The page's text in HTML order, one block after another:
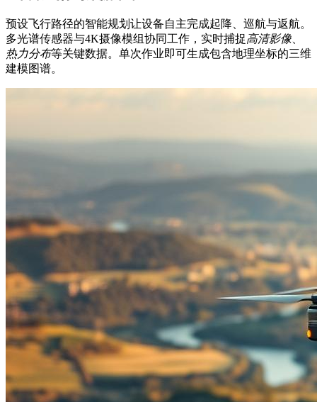
预设飞行路径的智能规划让设备自主完成起降、巡航与返航。
多光谱传感器与4K摄像模组协同工作，实时捕捉高清影像
热力分布等关键数据。单次作业即可生成包含地理坐标的三维
建模图谱。